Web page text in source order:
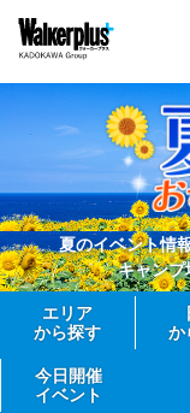
夏のイベント情
キャン
エリア
から探す
か
今日開催
イベント